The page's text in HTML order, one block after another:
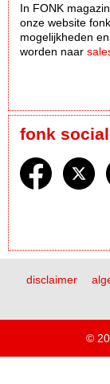
In FONK
onze website
mogelijkheden
worden naar
fonk
disclaimer
©